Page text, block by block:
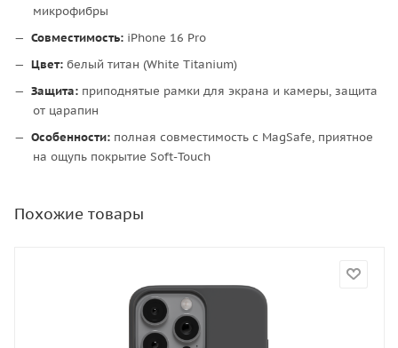
микрофибры
Совместимость: iPhone 16 Pro
Цвет: белый титан (White Titanium)
Защита: приподнятые рамки для экрана и камеры, защита
от царапин
Особенности: полная совместимость с MagSafe, приятное
на ощупь покрытие Soft-Touch
Похожие товары